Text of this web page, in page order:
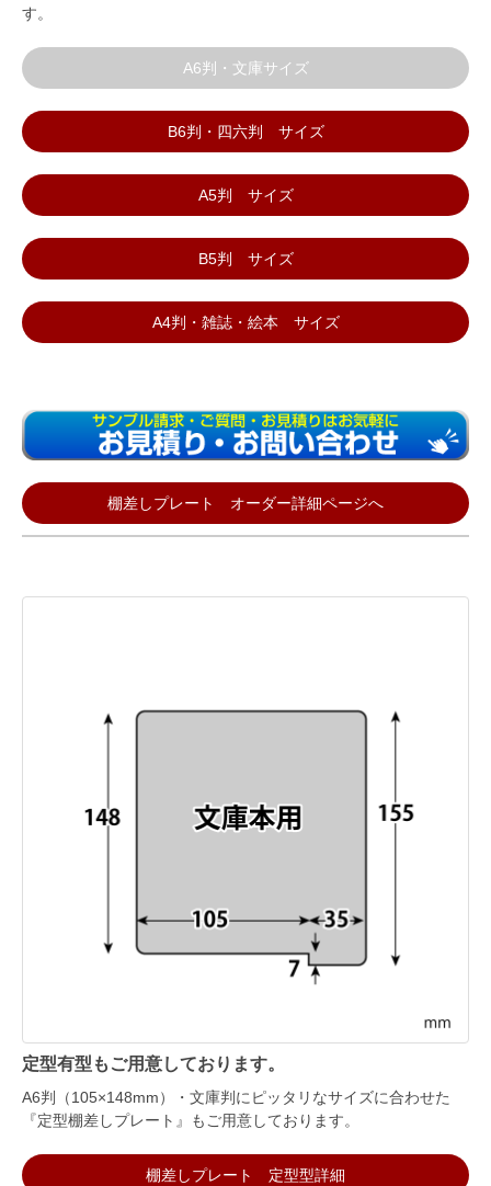
す。
A6判・文庫サイズ
B6判・四六判 サイズ
A5判 サイズ
B5判 サイズ
A4判・雑誌・絵本 サイズ
棚差しプレート オーダー詳細ページへ
定型有型もご用意しております。
A6判（105×148mm）・文庫判にピッタリなサイズに合わせた
『定型棚差しプレート』もご用意しております。
棚差しプレート 定型型詳細